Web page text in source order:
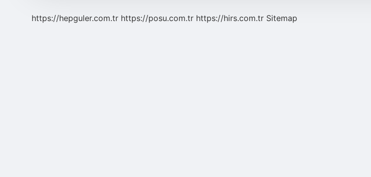
https://hepguler.com.tr https://posu.com.tr https://hirs.com.tr Sitemap